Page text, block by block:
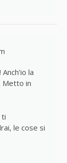
la
Metto in
ti
le cose si